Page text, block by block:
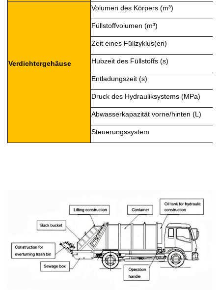
Verdichtergehäuse
Volumen des Körpers (m³)
Füllstoffvolumen (m³)
Zeit eines Füllzyklus(en)
Hubzeit des Füllstoffs (s)
Entladungszeit (s)
Druck des Hydrauliksystems (MPa)
Abwasserkapazität vorne/hinten (L)
Steuerungssystem